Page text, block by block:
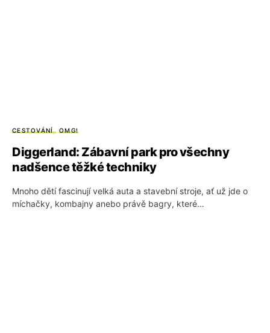
CESTOVÁNÍ OMG!
Diggerland: Zábavní park pro všechny
nadšence těžké techniky
Mnoho dětí fascinují velká auta a stavební stroje, ať už jde o
míchačky, kombajny anebo právě bagry, které…